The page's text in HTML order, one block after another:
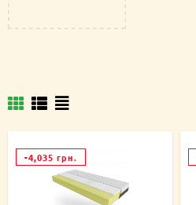
-4,035 грн.